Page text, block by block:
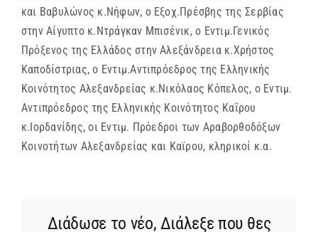
και Βαβυλώνος κ.Νήφων, ο Εξοχ.Πρέσβης της Σερβίας
στην Αίγυπτο κ.Ντράγκαν Μπισένικ, ο Εντιμ.Γενικός
Πρόξενος της Ελλάδος στην Αλεξάνδρεια κ.Χρήστος
Καποδίστριας, ο Εντιμ.Αντιπρόεδρος της Ελληνικής
Κοινότητος Αλεξανδρείας κ.Νικόλαος Κόπελος, ο Εντιμ.
Αντιπρόεδρος της Ελληνικής Κοινότητος Καΐρου
κ.Ιορδανίδης, οι Εντιμ. Πρόεδροι των Αραβορθοδόξων
Κοινοτήτων Αλεξανδρείας και Καϊρου, κληρικοί κ.α.
Διάδωσε το νέο, Διάλεξε που θες